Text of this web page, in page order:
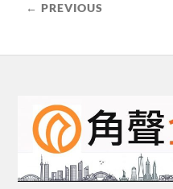
← PREVIOUS